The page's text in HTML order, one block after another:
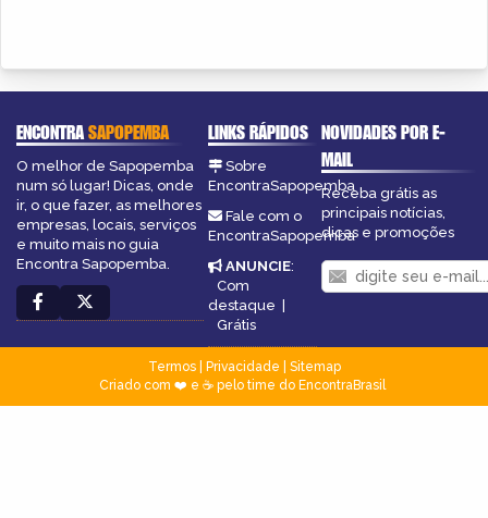
ENCONTRASAPOPEMBA
O melhor de Sapopemba
num só lugar! Dicas, onde
ir, o que fazer, as melhores
empresas, locais, serviços
e muito mais no guia
Encontra Sapopemba.
LINKS RÁPIDOS
Sobre
EncontraSapopemba
Fale com o
EncontraSapopemba
ANUNCIE:
Com
destaque |
Grátis
NOVIDADES POR E-
MAIL
Receba grátis as
principais notícias,
dicas e promoções
Termos| Privacidade
Sitemap
Criado com ❤️ e ☕ pelo time do EncontraBrasil